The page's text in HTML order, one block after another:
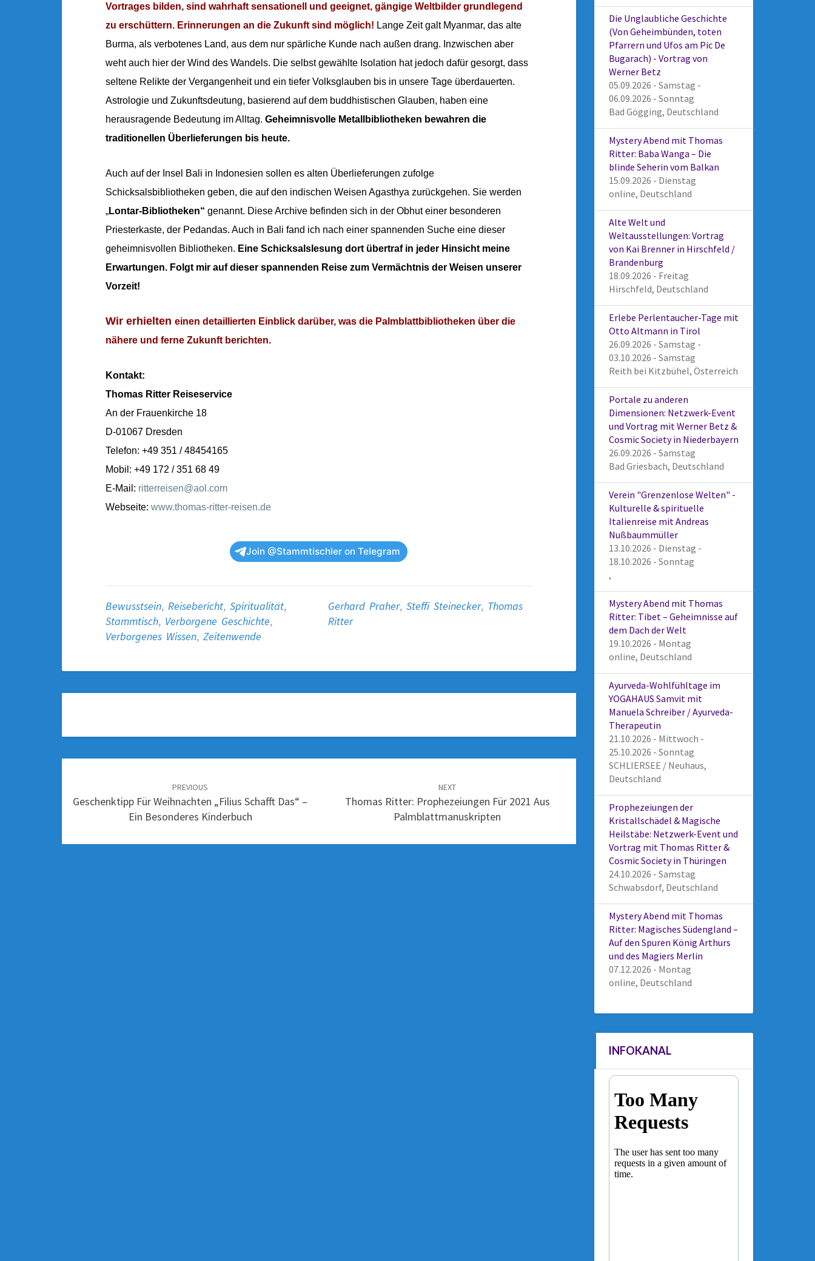
Vortrages bilden, sind wahrhaft sensationell und geeignet, gängige Weltbilder grundlegend
zu erschüttern. Erinnerungen an die Zukunft sind möglich! Lange Zeit galt Myanmar, das alte
Burma, als verbotenes Land, aus dem nur spärliche Kunde nach außen drang. Inzwischen aber
weht auch hier der Wind des Wandels. Die selbst gewählte Isolation hat jedoch dafür gesorgt, dass
seltene Relikte der Vergangenheit und ein tiefer Volksglauben bis in unsere Tage überdauerten.
Astrologie und Zukunftsdeutung, basierend auf dem buddhistischen Glauben, haben eine
herausragende Bedeutung im Alltag. Geheimnisvolle Metallbibliotheken bewahren die
traditionellen Überlieferungen bis heute.
Auch auf der Insel Bali in Indonesien sollen es alten Überlieferungen zufolge
Schicksalsbibliotheken geben, die auf den indischen Weisen Agasthya zurückgehen. Sie werden
„Lontar-Bibliotheken“ genannt. Diese Archive befinden sich in der Obhut einer besonderen
Priesterkaste, der Pedandas. Auch in Bali fand ich nach einer spannenden Suche eine dieser
geheimnisvollen Bibliotheken. Eine Schicksalslesung dort übertraf in jeder Hinsicht meine
Erwartungen. Folgt mir auf dieser spannenden Reise zum Vermächtnis der Weisen unserer
Vorzeit!
Wir erhielten einen detaillierten Einblick darüber, was die Palmblattbibliotheken über die
nähere und ferne Zukunft berichten.
Kontakt:
Thomas Ritter Reiseservice
An der Frauenkirche 18
D-01067 Dresden
Telefon: +49 351 / 48454165
Mobil: +49 172 / 351 68 49
E-Mail: ritterreisen@aol.com
Webseite: www.thomas-ritter-reisen.de
Join @Stammtischler on Telegram
Bewusstsein, Reisebericht, Spiritualität,
Stammtisch, Verborgene Geschichte,
Verborgenes Wissen, Zeitenwende
Gerhard Praher, Steffi Steinecker, Thomas
Ritter
PREVIOUS
Geschenktipp Für Weihnachten „Filius Schafft Das“ –
Ein Besonderes Kinderbuch
NEXT
Thomas Ritter: Prophezeiungen Für 2021 Aus
Palmblatt­manuskripten
Die Unglaubliche Geschichte
(Von Geheimbünden, toten
Pfarrern und Ufos am Pic De
Bugarach) - Vortrag von
Werner Betz
05.09.2026 - Samstag -
06.09.2026 - Sonntag
Bad Gögging, Deutschland
Mystery Abend mit Thomas
Ritter: Baba Wanga – Die
blinde Seherin vom Balkan
15.09.2026 - Dienstag
online, Deutschland
Alte Welt und
Weltausstellungen: Vortrag
von Kai Brenner in Hirschfeld /
Brandenburg
18.09.2026 - Freitag
Hirschfeld, Deutschland
Erlebe Perlentaucher-Tage mit
Otto Altmann in Tirol
26.09.2026 - Samstag -
03.10.2026 - Samstag
Reith bei Kitzbühel, Österreich
Portale zu anderen
Dimensionen: Netzwerk-Event
und Vortrag mit Werner Betz &
Cosmic Society in Niederbayern
26.09.2026 - Samstag
Bad Griesbach, Deutschland
Verein "Grenzenlose Welten" -
Kulturelle & spirituelle
Italienreise mit Andreas
Nußbaummüller
13.10.2026 - Dienstag -
18.10.2026 - Sonntag
,
Mystery Abend mit Thomas
Ritter: Tibet – Geheimnisse auf
dem Dach der Welt
19.10.2026 - Montag
online, Deutschland
Ayurveda-Wohlfühltage im
YOGAHAUS Samvit mit
Manuela Schreiber / Ayurveda-
Therapeutin
21.10.2026 - Mittwoch -
25.10.2026 - Sonntag
SCHLIERSEE / Neuhaus,
Deutschland
Prophezeiungen der
Kristallschädel & Magische
Heilstäbe: Netzwerk-Event und
Vortrag mit Thomas Ritter &
Cosmic Society in Thüringen
24.10.2026 - Samstag
Schwabsdorf, Deutschland
Mystery Abend mit Thomas
Ritter: Magisches Südengland –
Auf den Spuren König Arthurs
und des Magiers Merlin
07.12.2026 - Montag
online, Deutschland
INFOKANAL